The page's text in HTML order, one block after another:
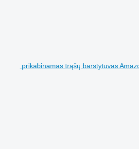
prikabinamas trąšų barstytuvas